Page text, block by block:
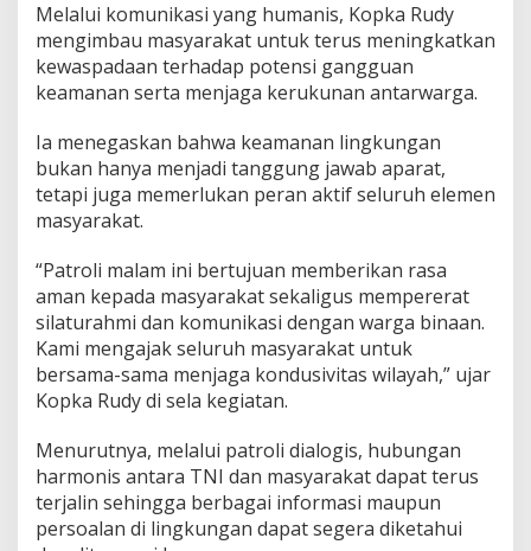
n
g
a
n
a
r
g
a
a
K
o
n
d
u
s
v
i
t
a
s
Melalui komunikasi yang humanis, Kopka Rudy
mengimbau masyarakat untuk terus meningkatkan
kewaspadaan terhadap potensi gangguan
keamanan serta menjaga kerukunan antarwarga.
Ia menegaskan bahwa keamanan lingkungan
bukan hanya menjadi tanggung jawab aparat,
tetapi juga memerlukan peran aktif seluruh elemen
masyarakat.
“Patroli malam ini bertujuan memberikan rasa
aman kepada masyarakat sekaligus mempererat
silaturahmi dan komunikasi dengan warga binaan.
Kami mengajak seluruh masyarakat untuk
bersama-sama menjaga kondusivitas wilayah,” ujar
Kopka Rudy di sela kegiatan.
Menurutnya, melalui patroli dialogis, hubungan
harmonis antara TNI dan masyarakat dapat terus
terjalin sehingga berbagai informasi maupun
persoalan di lingkungan dapat segera diketahui